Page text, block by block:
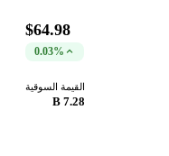
$64.98
0.03%
القيمة السوقية
7.28 B